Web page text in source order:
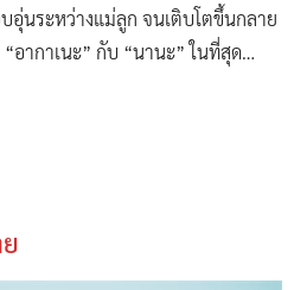
นระหว่างแม่ลูก จนเติบโตขึ้นกลาย
“อากาเนะ” กับ “นานะ” ในที่สุด…